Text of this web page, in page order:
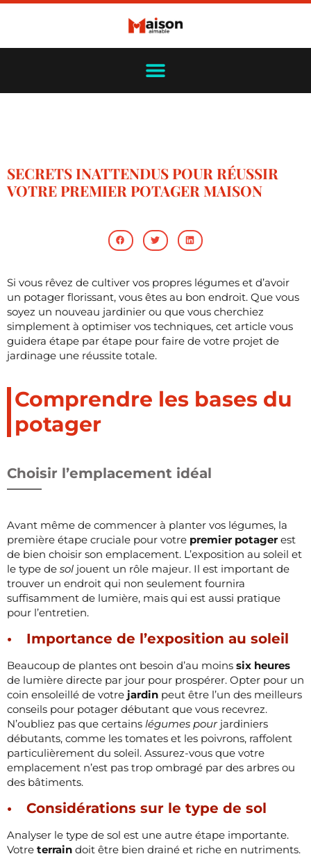
SECRETS INATTENDUS POUR RÉUSSIR
VOTRE PREMIER POTAGER MAISON
Si vous rêvez de cultiver vos propres légumes et d’avoir
un potager florissant, vous êtes au bon endroit. Que vous
soyez un nouveau jardinier ou que vous cherchiez
simplement à optimiser vos techniques, cet article vous
guidera étape par étape pour faire de votre projet de
jardinage une réussite totale.
Comprendre les bases du
potager
Choisir l’emplacement idéal
Avant même de commencer à planter vos légumes, la
première étape cruciale pour votre premier potager est
de bien choisir son emplacement. L’exposition au soleil et
le type de sol jouent un rôle majeur. Il est important de
trouver un endroit qui non seulement fournira
suffisamment de lumière, mais qui est aussi pratique
pour l’entretien.
Importance de l’exposition au soleil
Beaucoup de plantes ont besoin d’au moins six heures
de lumière directe par jour pour prospérer. Opter pour un
coin ensoleillé de votre jardin peut être l’un des meilleurs
conseils pour potager débutant que vous recevrez.
N’oubliez pas que certains légumes pourjardiniers
débutants, comme les tomates et les poivrons, raffolent
particulièrement du soleil. Assurez-vous que votre
emplacement n’est pas trop ombragé par des arbres ou
des bâtiments.
Considérations sur le type de sol
Analyser le type de sol est une autre étape importante.
Votre terrain doit être bien drainé et riche en nutriments.